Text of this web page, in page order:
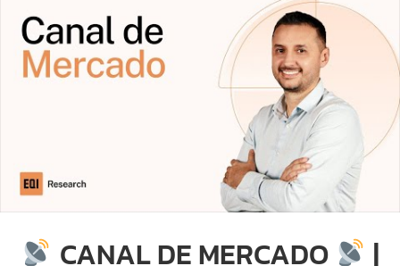
CANAL DE MERCADO |